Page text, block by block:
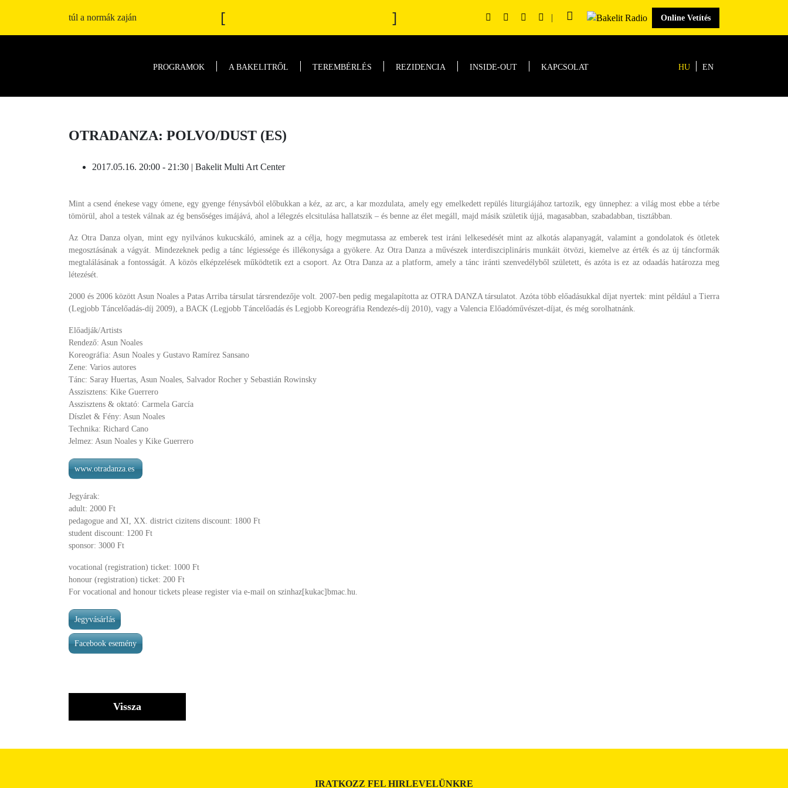
túl a normák zaján [ ] | Online Vetítés
PROGRAMOK A BAKELITRŐL TEREMBÉRLÉS REZIDENCIA INSIDE-OUT KAPCSOLAT HU EN
OTRADANZA: POLVO/DUST (ES)
2017.05.16. 20:00 - 21:30 | Bakelit Multi Art Center
Mint a csend énekese vagy ómene, egy gyenge fénysávból előbukkan a kéz, az arc, a kar mozdulata, amely egy emelkedett repülés liturgiájához tartozik, egy ünnephez: a világ most ebbe a térbe
tömörül, ahol a testek válnak az ég bensőséges imájává, ahol a lélegzés elcsitulása hallatszik – és benne az élet megáll, majd másik születik újjá, magasabban, szabadabban, tisztábban.
Az Otra Danza olyan, mint egy nyilvános kukucskáló, aminek az a célja, hogy megmutassa az emberek test iráni lelkesedését mint az alkotás alapanyagát, valamint a gondolatok és ötletek
megosztásának a vágyát. Mindezeknek pedig a tánc légiessége és illékonysága a gyökere. Az Otra Danza a művészek interdiszciplináris munkáit ötvözi, kiemelve az érték és az új táncformák
megtalálásának a fontosságát. A közös elképzelések működtetik ezt a csoport. Az Otra Danza az a platform, amely a tánc iránti szenvedélyből született, és azóta is ez az odaadás határozza meg
létezését.
2000 és 2006 között Asun Noales a Patas Arriba társulat társrendezője volt. 2007-ben pedig megalapította az OTRA DANZA társulatot. Azóta több előadásukkal díjat nyertek: mint például a Tierra
(Legjobb Táncelőadás-díj 2009), a BACK (Legjobb Táncelőadás és Legjobb Koreográfia Rendezés-díj 2010), vagy a Valencia Előadóművészet-díjat, és még sorolhatnánk.
Előadják/Artists
Rendező: Asun Noales
Koreográfia: Asun Noales y Gustavo Ramírez Sansano
Zene: Varios autores
Tánc: Saray Huertas, Asun Noales, Salvador Rocher y Sebastián Rowinsky
Asszisztens: Kike Guerrero
Asszisztens & oktató: Carmela García
Díszlet & Fény: Asun Noales
Technika: Richard Cano
Jelmez: Asun Noales y Kike Guerrero
www.otradanza.es
Jegyárak:
adult: 2000 Ft
pedagogue and XI, XX. district cizitens discount: 1800 Ft
student discount: 1200 Ft
sponsor: 3000 Ft
vocational (registration) ticket: 1000 Ft
honour (registration) ticket: 200 Ft
For vocational and honour tickets please register via e-mail on szinhaz[kukac]bmac.hu.
Jegyvásárlás
Facebook esemény
Vissza
IRATKOZZ FEL HIRLEVELÜNKRE